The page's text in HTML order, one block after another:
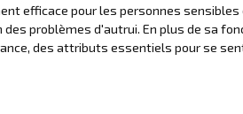
efficace pour les personnes
problèmes d'autrui. En plus de sa
des attributs essentiels pour se